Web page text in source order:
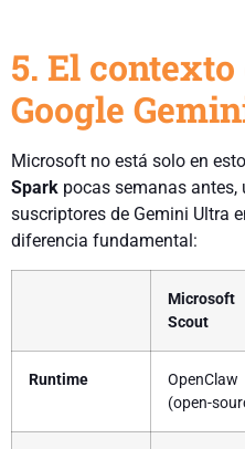
5. El
Google
Microsoft no está solo en
Spark pocas semanas antes,
suscriptores de Gemini Ultra
diferencia fundamental:
Microsoft
Scout
Runtime
OpenClaw
(open-